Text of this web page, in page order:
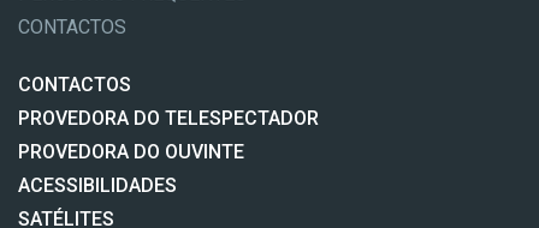
CONTACTOS
CONTACTOS
PROVEDORA DO TELESPECTADOR
PROVEDORA DO OUVINTE
ACESSIBILIDADES
SATÉLITES